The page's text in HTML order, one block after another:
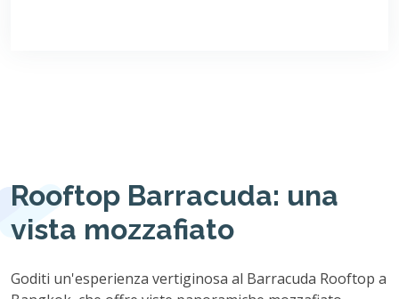
Rooftop Barracuda: una
vista mozzafiato
Goditi un'esperienza vertiginosa al Barracuda Rooftop a